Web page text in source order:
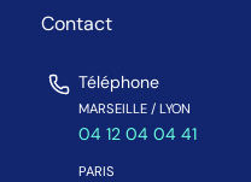
Contact
Téléphone
MARSEILLE / LYON
04 12 04 04 41
PARIS